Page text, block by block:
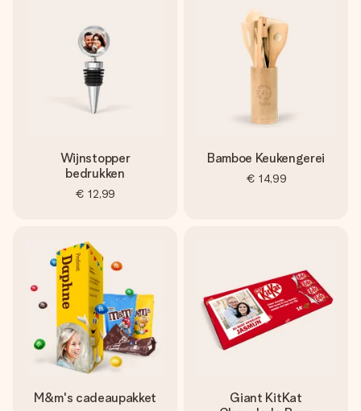
Wijnstopper
bedrukken
€ 12,99
Bamboe Keukengerei
€ 14,99
M&m's cadeaupakket
Giant KitKat